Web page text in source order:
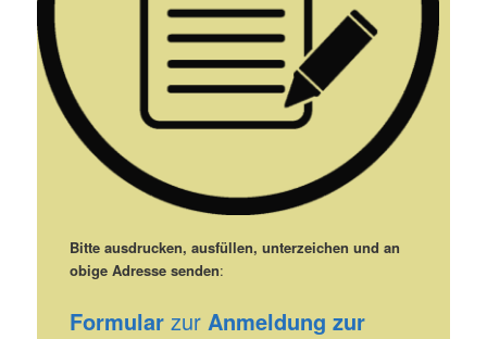
Bitte ausdrucken, ausfüllen, unterzeichen und an
obige Adresse senden:
FormularzurAnmeldung zur